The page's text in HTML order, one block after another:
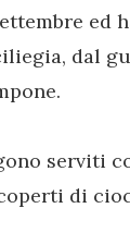
ed
dal
serviti
di